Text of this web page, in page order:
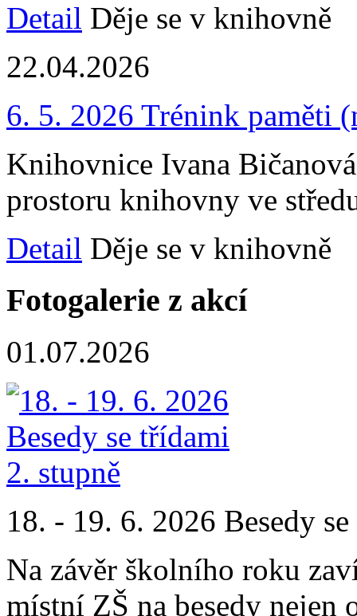
Detail Děje se v knihovně
22.04.2026
6. 5. 2026 Trénink paměti
Knihovnice Ivana
prostoru knihovny ve
Detail Děje se v knihovně
Fotogalerie z akcí
01.07.2026
18. - 19. 6. 2026 Besedy
Na závěr školního roku
místní ZŠ na besedy nejen